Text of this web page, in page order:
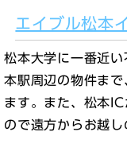
エイブル松本
松本大学に一番近
本駅周辺の物件ま
ます。また、松本
ので遠方からお越し